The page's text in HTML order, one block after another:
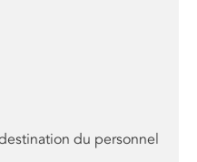
du personnel